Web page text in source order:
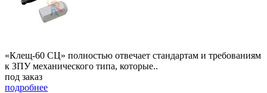
«Клещ-60 СЦ» полностью отвечает стандартам и требованиям
к ЗПУ механического типа, которые..
под заказ
подробнее